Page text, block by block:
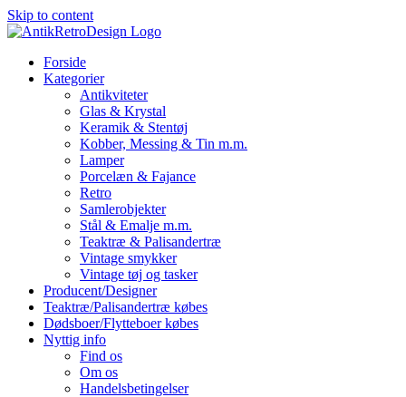
Skip to content
Forside
Kategorier
Antikviteter
Glas & Krystal
Keramik & Stentøj
Kobber, Messing & Tin m.m.
Lamper
Porcelæn & Fajance
Retro
Samlerobjekter
Stål & Emalje m.m.
Teaktræ & Palisandertræ
Vintage smykker
Vintage tøj og tasker
Producent/Designer
Teaktræ/Palisandertræ købes
Dødsboer/Flytteboer købes
Nyttig info
Find os
Om os
Handelsbetingelser